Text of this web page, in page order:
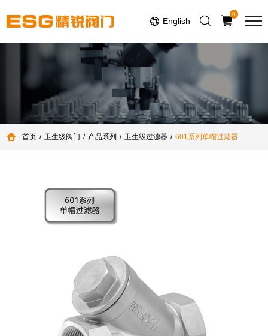
English
0
首页 卫生级阀门 产品系列 卫生级过滤器 601系列单帽过滤器